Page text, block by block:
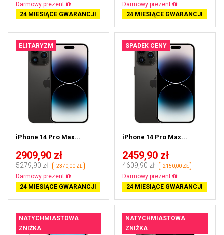
Darmowa dostawa
24 MIESIĄCE GWARANCJI
Darmowa dostawa
24 MIESIĄCE GWARANCJI
ELITARYZM
iPhone 14 Pro Max...
2909,90 zł
5279,90 zł -2370,00 ZŁ
Darmowa dostawa
24 MIESIĄCE GWARANCJI
SPADEK CENY
iPhone 14 Pro Max...
2459,90 zł
4609,90 zł -2150,00 ZŁ
Darmowa dostawa
24 MIESIĄCE GWARANCJI
NATYCHMIASTOWA
ZNIŻKA
NATYCHMIASTOWA
ZNIŻKA